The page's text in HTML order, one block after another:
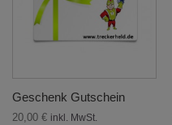
Geschenk Gutschein
20,00 € inkl. MwSt.